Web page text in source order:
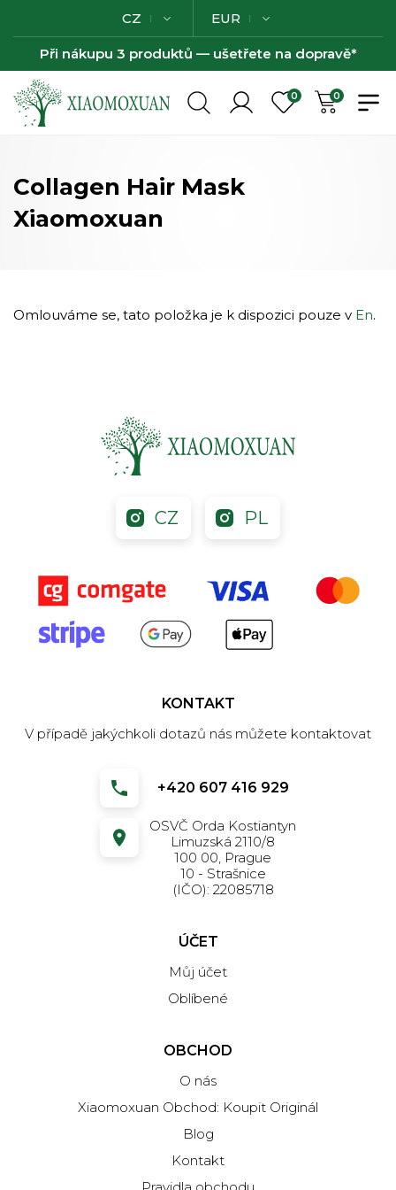
CZ EUR
Při nákupu 3 produktů — ušetřete na dopravě*
0 0
Collagen Hair Mask
Xiaomoxuan
Omlouváme se, tato položka je k dispozici pouze v En.
CZ PL
KONTAKT
V případě jakýchkoli dotazů nás můžete kontaktovat
+420 607 416 929
OSVČ Orda Kostiantyn
Limuzská 2110/8
100 00, Prague
10 - Strašnice
(IČO): 22085718
ÚČET
Můj účet
Oblíbené
OBCHOD
O nás
Xiaomoxuan Obchod: Koupit Originál
Blog
Kontakt